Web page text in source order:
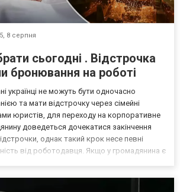
8 серпня
сьогодні . Відстрочка
бронювання на роботі
українці не можуть бути одночасно
та мати відстрочку через сімейні
юристів, для переходу на корпоративне
доведеться дочекатися закінчення
однак такий крок несе певні
від роботодавця. Якщо у громадянина є